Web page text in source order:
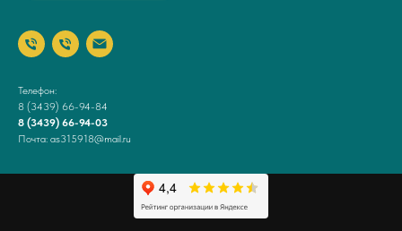
Телефон:
8 (3439) 66-94-84
8 (3439) 66-94-03
Почта: as315918@mail.ru